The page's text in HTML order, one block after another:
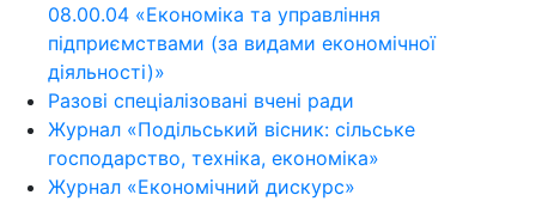
08.00.04 «Економіка та управління
підприємствами (за видами економічної
діяльності)»
Разові спеціалізовані вчені ради
Журнал «Подільський вісник: сільське
господарство, техніка, економіка»
Журнал «Економічний дискурс»